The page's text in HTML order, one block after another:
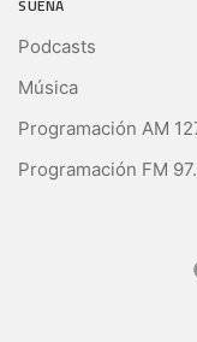
SUENA
Podcasts
Música
Programación AM
Programación FM